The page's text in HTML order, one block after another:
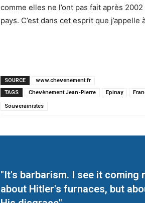
comme elles ne l’ont pas fait après
pays. C’est dans cet esprit que
SOURCE
www.chevenement.fr
TAGS
Chevènement Jean-Pierre Epinay
Souverainistes
"It's barbarism. I see it coming
about Hitler's furnaces, but